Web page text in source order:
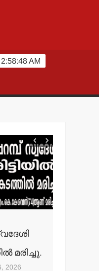
2:58:50 AM
മരിച്ചു.
2026